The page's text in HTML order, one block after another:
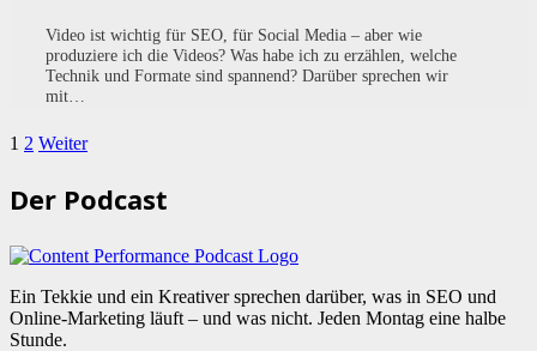
Video ist wichtig für SEO, für Social Media – aber wie
produziere ich die Videos? Was habe ich zu erzählen, welche
Technik und Formate sind spannend? Darüber sprechen wir
mit…
1 2 Weiter
Der Podcast
Ein Tekkie und ein Kreativer sprechen darüber, was in SEO und
Online-Marketing läuft – und was nicht. Jeden Montag eine halbe
Stunde.